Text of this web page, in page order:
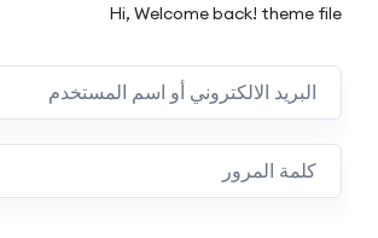
Hi, Welcome back! theme file